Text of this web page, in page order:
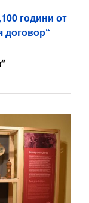
години от
договор“